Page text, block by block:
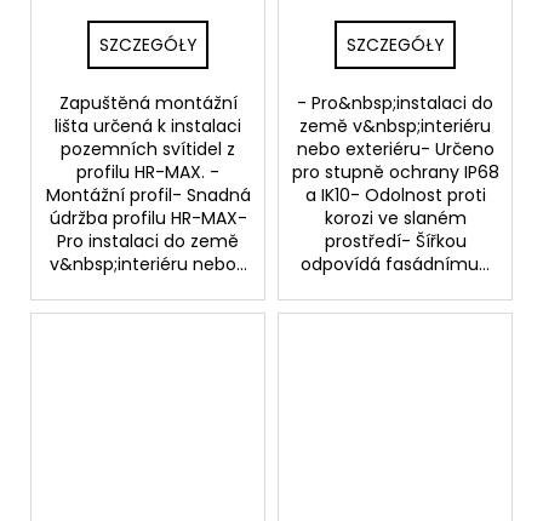
SZCZEGÓŁY
Zapuštěná montážní
lišta určená k instalaci
pozemních svítidel z
profilu HR-MAX. -
Montážní profil- Snadná
údržba profilu HR-MAX-
Pro instalaci do země
v&nbsp;interiéru nebo...
SZCZEGÓŁY
- Pro&nbsp;instalaci do
země v&nbsp;interiéru
nebo exteriéru- Určeno
pro stupně ochrany IP68
a IK10- Odolnost proti
korozi ve slaném
prostředí- Šířkou
odpovídá fasádnímu...